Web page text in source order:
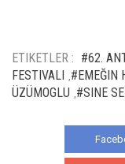
ETIKETLER : #62.
FESTIVALI #EMEĞIN
ÜZÜMOGLU #SINE